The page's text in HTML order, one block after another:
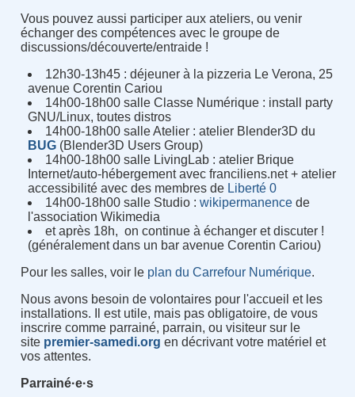
Vous pouvez aussi participer aux ateliers, ou venir
échanger des compétences avec le groupe de
discussions/découverte/entraide !
12h30-13h45 : déjeuner à la pizzeria Le Verona, 25
avenue Corentin Cariou
14h00-18h00 salle Classe Numérique : install party
GNU/Linux, toutes distros
14h00-18h00 salle Atelier : atelier Blender3D du
BUG (Blender3D Users Group)
14h00-18h00 salle LivingLab : atelier Brique
Internet/auto-hébergement avec franciliens.net + atelier
accessibilité avec des membres de Liberté 0
14h00-18h00 salle Studio :wikipermanence de
l'association Wikimedia
et après 18h, on continue à échanger et discuter !
(généralement dans un bar avenue Corentin Cariou)
Pour les salles, voir le plan du Carrefour Numérique.
Nous avons besoin de volontaires pour l'accueil et les
installations. Il est utile, mais pas obligatoire, de vous
inscrire comme parrainé, parrain, ou visiteur sur le
site premier-samedi.org en décrivant votre matériel et
vos attentes.
Parrainé·e·s